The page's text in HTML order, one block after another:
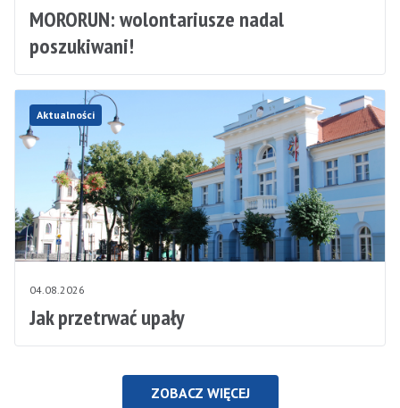
MORORUN: wolontariusze nadal
poszukiwani!
Aktualności
04.08.2026
Jak przetrwać upały
ZOBACZ WIĘCEJ